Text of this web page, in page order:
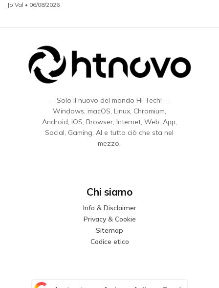
Jo Val • 06/08/2026
— Solo il nuovo del mondo Hi-Tech! —
Windows, macOS, Linux, Chromium,
Android, iOS, Browser, Internet, Web, App,
Social, Gaming, AI e tutto ciò che sta nel
mezzo.
Chi siamo
Info & Disclaimer
Privacy & Cookie
Sitemap
Codice etico